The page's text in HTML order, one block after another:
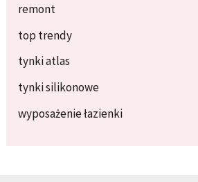
remont
top trendy
tynki atlas
tynki silikonowe
wyposażenie łazienki